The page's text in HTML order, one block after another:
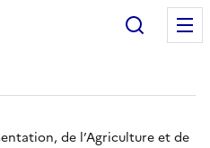
de l’Agriculture et de